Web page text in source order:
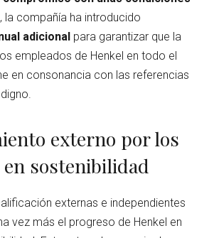
, la compañía ha introducido
adicional para garantizar que la
empleados de Henkel en todo el
en consonancia con las referencias
externo por los
sostenibilidad
externas e independientes
vez más el progreso de Henkel en